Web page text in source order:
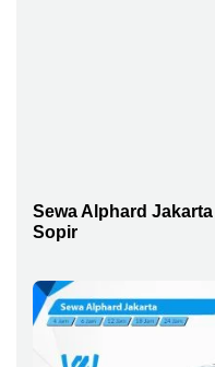
Sewa Alphard
Sopir